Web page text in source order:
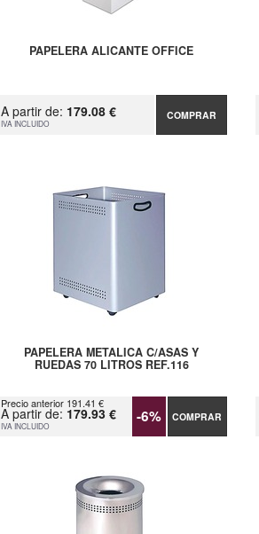
PAPELERA ALICANTE OFFICE
A partir de: 179.08 €
IVA INCLUIDO
COMPRAR
PAPELERA METALICA C/ASAS Y
RUEDAS 70 LITROS REF.116
Precio anterior 191.41 €
A partir de: 179.93 €
IVA INCLUIDO -6% COMPRAR